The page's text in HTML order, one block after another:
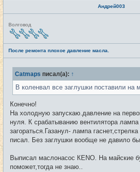
Андрей003
Н
е
т
и
Волговод
После ремонта плохое давление масла.
Catmaps писал(а): ↑
В коленвал все заглушки поставили на
Конечно!
На холодную запускаю.давление на
нуля. К срабатыванию вентилятора лампа
загораться.Газанул- лампа
писал. Без заглушки вообще не давило
Выписал маслонасос КЕNО. На майские
поможет,тогда не знаю..